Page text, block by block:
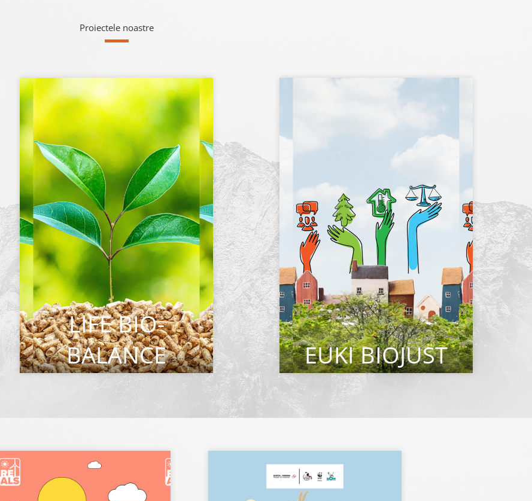
Proiectele noastre
LIFE BIO-
BALANCE
CITEȘTE MAI MULT
EUKI BIOJUST
CITEȘTE MAI MULT